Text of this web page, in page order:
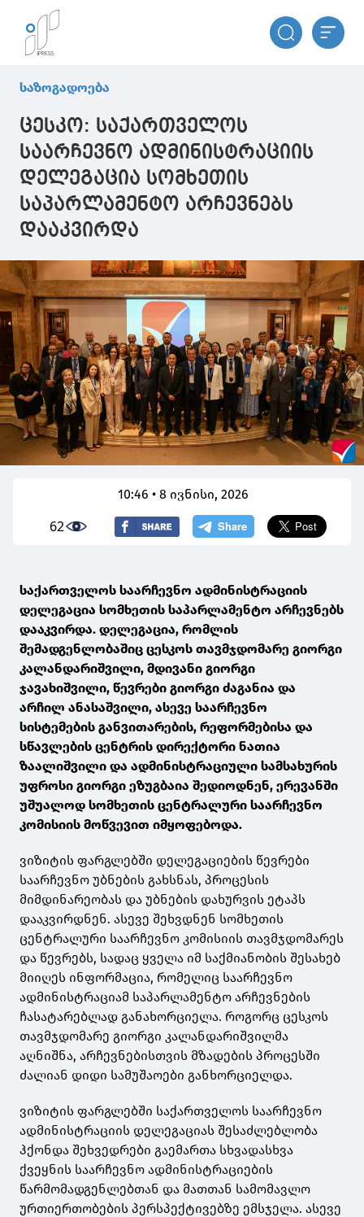
საზოგადოება
ცესკო: საქართველოს
საარჩევნო ადმინისტრაციის
დელეგაცია სომხეთის
საპარლამენტო არჩევნებს
დააკვირდა
10:46 • 8 ივნისი, 2026
62
საქართველოს საარჩევნო ადმინისტრაციის
დელეგაცია სომხეთის საპარლამენტო არჩევნებს
დააკვირდა. დელეგაცია, რომლის
შემადგენლობაშიც ცესკოს თავმჯდომარე გიორგი
კალანდარიშვილი, მდივანი გიორგი
ჯავახიშვილი, წევრები გიორგი ძაგანია და
არჩილ ანასაშვილი, ასევე საარჩევნო
სისტემების განვითარების, რეფორმებისა და
სწავლების ცენტრის დირექტორი ნათია
ზაალიშვილი და ადმინისტრაციული სამსახურის
უფროსი გიორგი ეზუგბაია შედიოდნენ, ერევანში
უშუალოდ სომხეთის ცენტრალური საარჩევნო
კომისიის მოწვევით იმყოფებოდა.
ვიზიტის ფარგლებში დელეგაციების წევრები
საარჩევნო უბნების გახსნას, პროცესის
მიმდინარეობას და უბნების დახურვის ეტაპს
დააკვირდნენ. ასევე შეხვდნენ სომხეთის
ცენტრალური საარჩევნო კომისიის თავმჯდომარეს
და წევრებს, სადაც ყველა იმ საქმიანობის შესახებ
მიიღეს ინფორმაცია, რომელიც საარჩევნო
ადმინისტრაციამ საპარლამენტო არჩევნების
ჩასატარებლად განახორციელა. როგორც ცესკოს
თავმჯდომარე გიორგი კალანდარიშვილმა
აღნიშნა, არჩევნებისთვის მზადების პროცესში
ძალიან დიდი სამუშაოები განხორციელდა.
ვიზიტის ფარგლებში საქართველოს საარჩევნო
ადმინისტრაციის დელეგაციას შესაძლებლობა
ჰქონდა შეხვედრები გაემართა სხვადასხვა
ქვეყნის საარჩევნო ადმინისტრაციების
წარმომადგენლებთან და მათთან სამომავლო
ურთიერთობების პერსპექტივებზე ემსჯელა. ასევე